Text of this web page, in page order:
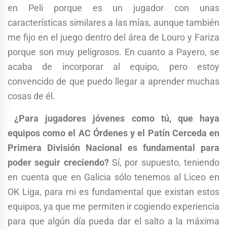
en Peli porque es un jugador con unas
características similares a las mías, aunque también
me fijo en el juego dentro del área de Louro y Fariza
porque son muy peligrosos. En cuanto a Payero, se
acaba de incorporar al equipo, pero estoy
convencido de que puedo llegar a aprender muchas
cosas de él.
¿Para jugadores jóvenes como tú, que haya
equipos como el AC Órdenes y el Patín Cerceda en
Primera División Nacional es fundamental para
poder seguir creciendo? Sí, por supuesto, teniendo
en cuenta que en Galicia sólo tenemos al Liceo en
OK Liga, para mi es fundamental que existan estos
equipos, ya que me permiten ir cogiendo experiencia
para que algún día pueda dar el salto a la máxima